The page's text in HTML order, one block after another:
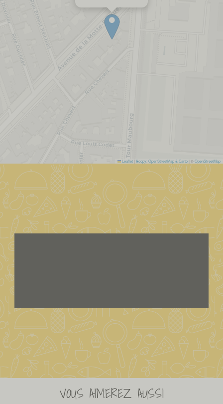
Leaflet &copy; OpenStreetMap & Carto | ©OpenStreetMap
VOUS AIMEREZ AUSSI